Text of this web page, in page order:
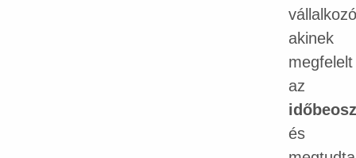
akinek
megfelelt
az
és